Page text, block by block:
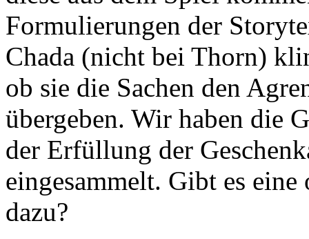
Formulierungen der
Chada (nicht bei Thorn)
ob sie die Sachen den
übergeben. Wir haben die
der Erfüllung der
eingesammelt. Gibt es
dazu?